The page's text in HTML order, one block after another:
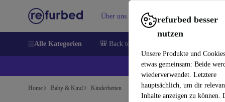
refurbed besser
nutzen
Unsere Produkte und
etwas gemeinsam: Beide
wiederverwendet. Letztere
hauptsächlich, um dir
Inhalte anzeigen zu können.
Über uns Verkaufen Hilfe
Alle Kategorien 🎒 Back to school
💰
Home Baby & Kind Kinderbetten